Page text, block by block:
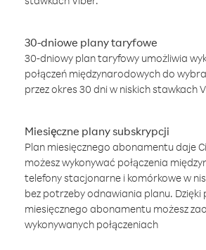
30-dniowe plany taryfowe
30-dniowy plan taryfowy umożliwia
połączeń międzynarodowych do
przez okres 30 dni w niskich stawkach
Miesięczne plany subskrypcji
Plan miesięcznego abonamentu daje
możesz wykonywać połączenia
telefony stacjonarne i komórkowe w
bez potrzeby odnawiania planu. Dzięki
miesięcznego abonamentu możesz
wykonywanych połączeniach